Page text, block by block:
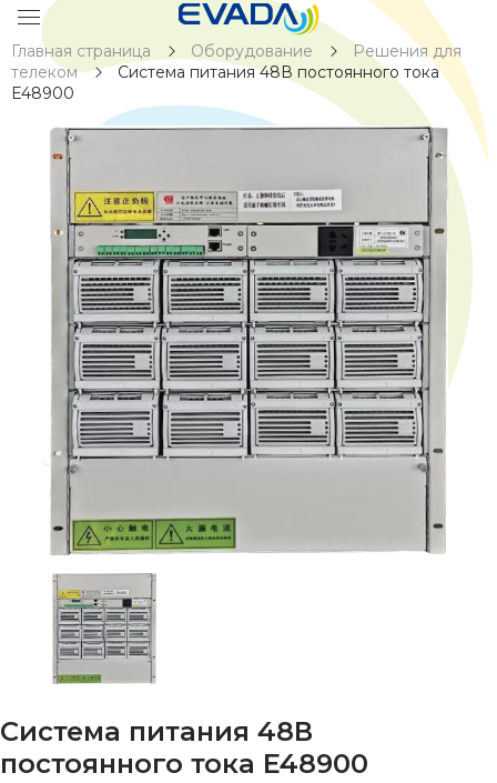
Главная страница Оборудование
Решения для
телеком
Система питания 48В постоянного тока
E48900
Система питания 48В
постоянного тока E48900